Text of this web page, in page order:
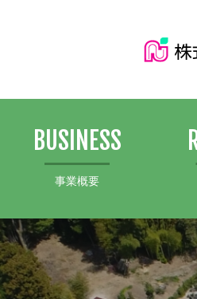
BUSINESS
事業概要